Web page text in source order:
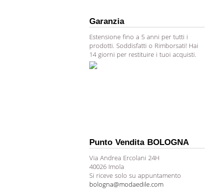
Garanzia
Estensione fino a 5 anni per tutti i
prodotti. Soddisfatti o Rimborsati! Hai
14 giorni per restituire i tuoi acquisti.
Punto Vendita BOLOGNA
Via Andrea Ercolani 24H
40026 Imola
Si riceve solo su appuntamento
bologna@modaedile.com